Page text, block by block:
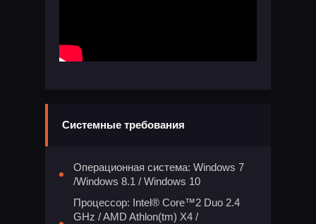
Системные требования
Операционная система: Windows 7
/Windows 8.1 / Windows 10
Процессор: Intel® Core™2 Duo 2.4
GHz / AMD Athlon(tm) X4 /